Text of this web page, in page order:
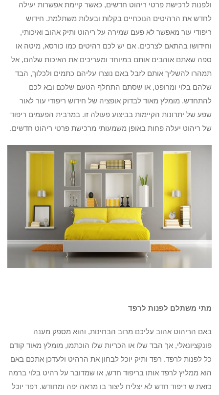
ולפנות לרכישת פרטי ריהוט חדשים, כאשר קיימת אפשרות יעילה
לחדש את הרהיטים הנוכחיים בקלות ובעלות משתלמת. חידוש
ריפודי עור מאפשר לא פעם שמירה על ריהוט ותיק אהוב ואיכותי,
וחידושו בהתאם לצרכים. אם יש לכם רהיטים כמו כורסא, מיטה או
ספה שאתם אוהבים אותם במיוחד ומעריכים את האיכות שלהם, אל
תמהרו להשליך אותם לזבל באם נוצרו עליהם כתמים ולכלוך, הבד
שלהם בלוי ומרופט, או שסתם התחלף הטעם שלכם ובא לכם
להתחדש. מומלץ מאוד לבדוק אופציה של חידוש ריפודי עור לאור
שפע של יתרונות הקיימות בביצוע פעולה זו. במרבית הפעמים ריפוד
של ריהוט יעלה פחות באופן משמעותי מרכישת פרטי ריהוט חדשים.
מתי משתלם לפנות לרפד
באם הריהוט אהוב עליכם מרוב הבחינות, והוא מספק מענה
פונקציונאלי, אך הבד שלו או הכריות שלו הוכתמו, מומלץ מאוד קודם
כל לפנות לרפד. רפד ותיק יוכל לבחון את הרהיט ולעדכן אתכם באם
הוא ממליץ לרפד אותו בריפוד חדש, או שמדובר על רהיט בלוי ברמה
כזאת ש ריפוד חדש לא יצליח ליצור בו מראה יפה ומחודש. רפד יוכל